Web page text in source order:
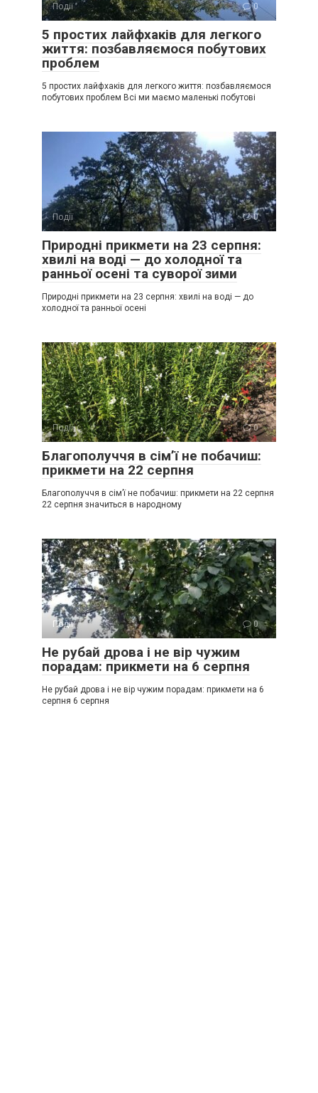
Події 0
5 простих лайфхаків для легкого
життя: позбавляємося побутових
проблем
5 простих лайфхаків для легкого життя: позбавляємося
побутових проблем Всі ми маємо маленькі побутові
Події 0
Природні прикмети на 23 серпня:
хвилі на воді — до холодної та
ранньої осені та суворої зими
Природні прикмети на 23 серпня: хвилі на воді — до
холодної та ранньої осені
Події 0
Благополуччя в сім’ї не побачиш:
прикмети на 22 серпня
Благополуччя в сім’ї не побачиш: прикмети на 22 серпня
22 серпня значиться в народному
Події 0
Не рубай дрова і не вір чужим
порадам: прикмети на 6 серпня
Не рубай дрова і не вір чужим порадам: прикмети на 6
серпня 6 серпня